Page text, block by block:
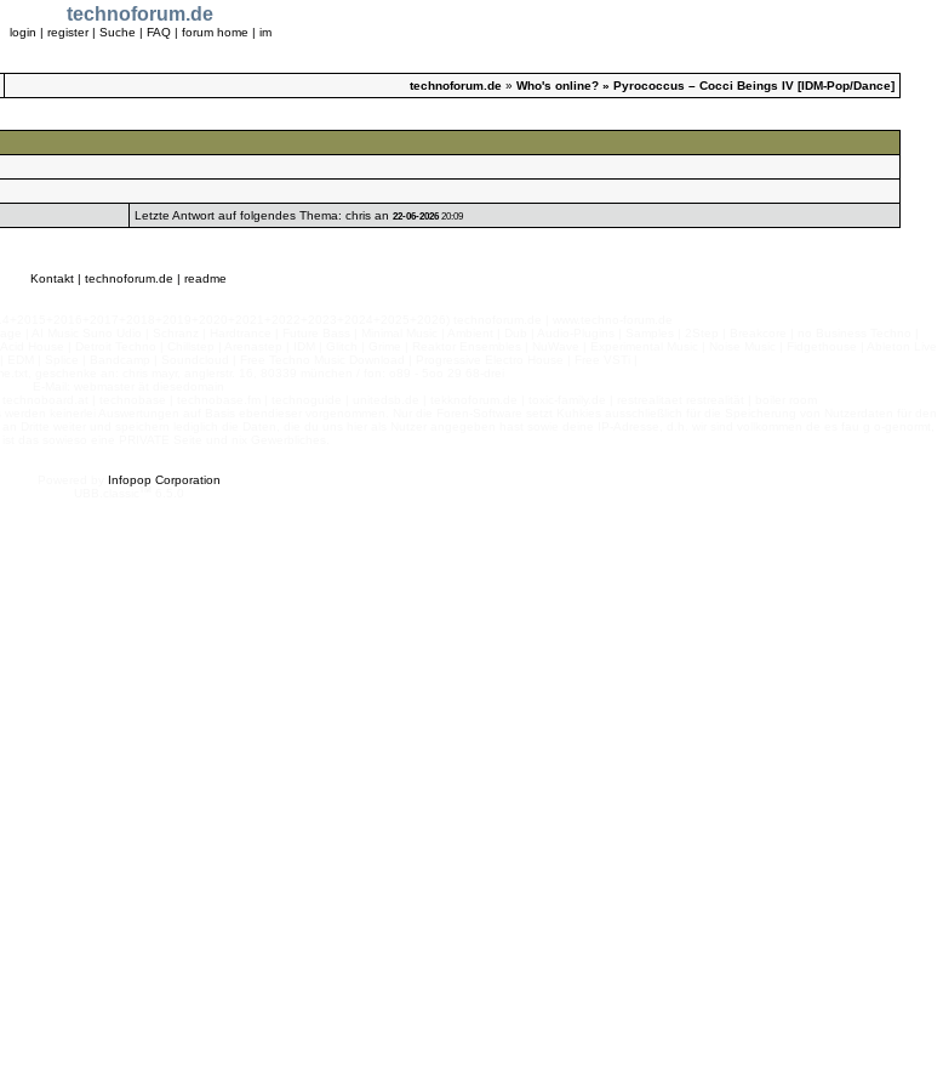
technoforum.de
login | register | Suche | FAQ| forum home | im
technoforum.de » Who's online? » Pyrococcus – Cocci Beings IV [IDM-Pop/Dance]
Letzte Antwort auf folgendes Thema: chris an 22-06-2026 20:09
Kontakt | technoforum.de | readme
Infopop Corporation